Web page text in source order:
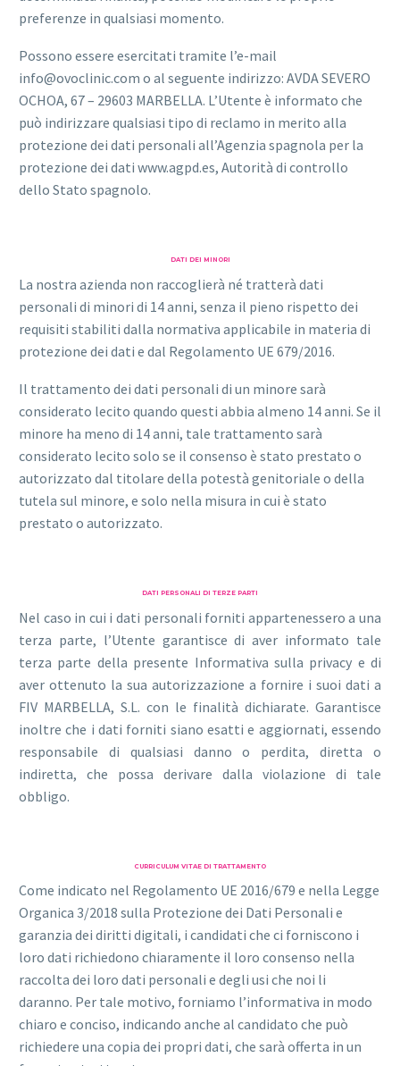
preferenze in qualsiasi momento.
Possono essere esercitati tramite l’e-mail
info@ovoclinic.com o al seguente indirizzo: AVDA SEVERO
OCHOA, 67 – 29603 MARBELLA. L’Utente è informato che
può indirizzare qualsiasi tipo di reclamo in merito alla
protezione dei dati personali all’Agenzia spagnola per la
protezione dei dati www.agpd.es, Autorità di controllo
dello Stato spagnolo.
DATI DEI MINORI
La nostra azienda non raccoglierà né tratterà dati
personali di minori di 14 anni, senza il pieno rispetto dei
requisiti stabiliti dalla normativa applicabile in materia di
protezione dei dati e dal Regolamento UE 679/2016.
Il trattamento dei dati personali di un minore sarà
considerato lecito quando questi abbia almeno 14 anni. Se il
minore ha meno di 14 anni, tale trattamento sarà
considerato lecito solo se il consenso è stato prestato o
autorizzato dal titolare della potestà genitoriale o della
tutela sul minore, e solo nella misura in cui è stato
prestato o autorizzato.
DATI PERSONALI DI TERZE PARTI
Nel caso in cui i dati personali forniti appartenessero a una
terza parte, l’Utente garantisce di aver informato tale
terza parte della presente Informativa sulla privacy e di
aver ottenuto la sua autorizzazione a fornire i suoi dati a
FIV MARBELLA, S.L. con le finalità dichiarate. Garantisce
inoltre che i dati forniti siano esatti e aggiornati, essendo
responsabile di qualsiasi danno o perdita, diretta o
indiretta, che possa derivare dalla violazione di tale
obbligo.
CURRICULUM VITAE DI TRATTAMENTO
Come indicato nel Regolamento UE 2016/679 e nella Legge
Organica 3/2018 sulla Protezione dei Dati Personali e
garanzia dei diritti digitali, i candidati che ci forniscono i
loro dati richiedono chiaramente il loro consenso nella
raccolta dei loro dati personali e degli usi che noi li
daranno. Per tale motivo, forniamo l’informativa in modo
chiaro e conciso, indicando anche al candidato che può
richiedere una copia dei propri dati, che sarà offerta in un